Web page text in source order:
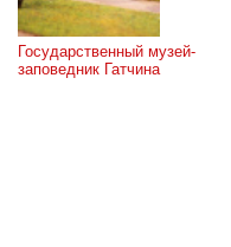
Государственный музей-
заповедник Гатчина